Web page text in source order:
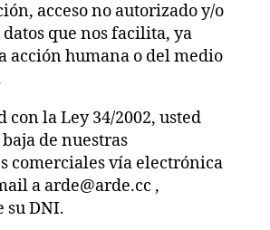
acceso no autorizado y/o
que nos facilita, ya
acción humana o del medio
con la Ley 34/2002, usted
de nuestras
comerciales vía electrónica
a arde@arde.cc ,
su DNI.